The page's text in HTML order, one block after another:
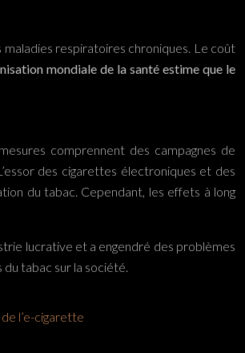
maladies respiratoires chroniques. Le coût
mondiale de la santé estime que le
comprennent des campagnes de
des cigarettes électroniques et des
du tabac. Cependant, les effets à long
lucrative et a engendré des problèmes
tabac sur la société.
l’e-cigarette